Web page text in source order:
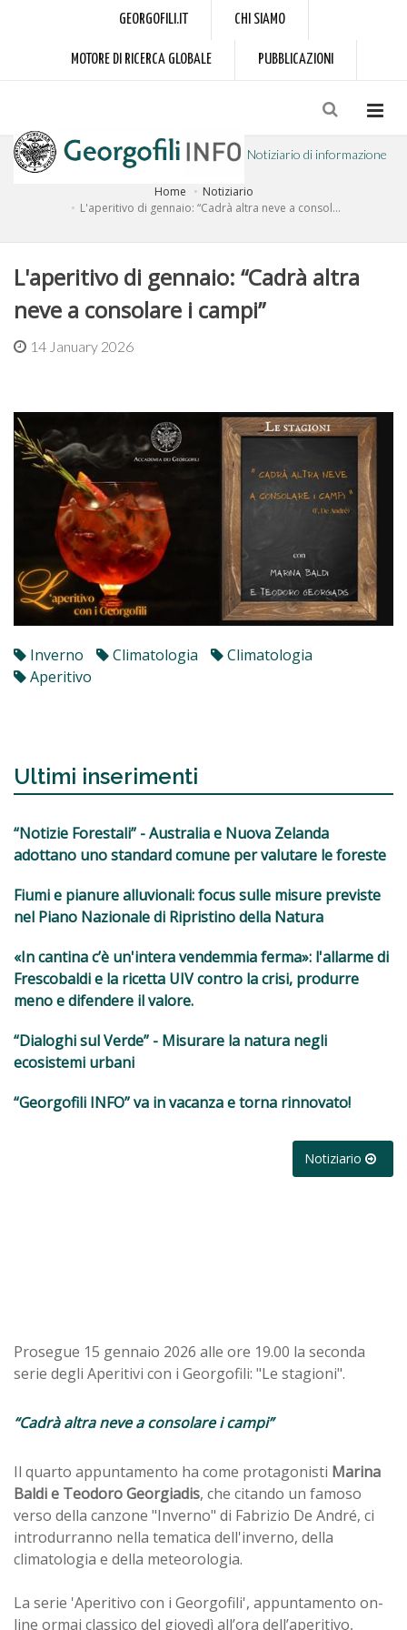
GEORGOFILI.IT CHI SIAMO
MOTORE DI RICERCA GLOBALE PUBBLICAZIONI
Notiziario di informazione
a cura dell'Accademia dei Georgofili
Home
Notiziario
L'aperitivo di gennaio: “Cadrà altra neve a consol...
L'aperitivo di gennaio: “Cadrà altra
neve a consolare i campi”
14 January 2026
Inverno Climatologia
Climatologia
Aperitivo
Ultimi inserimenti
“Notizie Forestali” - Australia e Nuova Zelanda
adottano uno standard comune per valutare le foreste
Fiumi e pianure alluvionali: focus sulle misure previste
nel Piano Nazionale di Ripristino della Natura
«In cantina c’è un'intera vendemmia ferma»: l'allarme di
Frescobaldi e la ricetta UIV contro la crisi, produrre
meno e difendere il valore.
“Dialoghi sul Verde” - Misurare la natura negli
ecosistemi urbani
“Georgofili INFO” va in vacanza e torna rinnovato!
Notiziario
Prosegue 15 gennaio 2026 alle ore 19.00 la seconda
serie degli Aperitivi con i Georgofili: "Le stagioni".
“Cadrà altra neve a consolare i campi”
Il quarto appuntamento ha come protagonisti Marina
Baldi e Teodoro Georgiadis, che citando un famoso
verso della canzone "Inverno" di Fabrizio De André, ci
introdurranno nella tematica dell'inverno, della
climatologia e della meteorologia.
La serie 'Aperitivo con i Georgofili', appuntamento on-
line ormai classico del giovedì all’ora dell’aperitivo,